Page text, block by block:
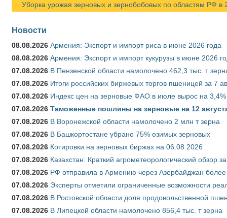
Уборка урожая зерновых и зернобобовых по областям РФ в
Новости
08.08.2026 Армения: Экспорт и импорт риса в июне 2026 года
08.08.2026 Армения: Экспорт и импорт кукурузы в июне 2026
07.08.2026 В Пензенской области намолочено 462,3 тыс. т
07.08.2026 Итоги российских биржевых торгов пшеницей за 7
07.08.2026 Индекс цен на зерновые ФАО в июле вырос на 3,4%
07.08.2026 Таможенные пошлины на зерновые на 12
07.08.2026 В Воронежской области намолочено 2 млн т зерна
07.08.2026 В Башкортостане убрано 75% озимых зерновых
07.08.2026 Котировки на зерновых биржах на 06.08.2026
07.08.2026 Казахстан: Краткий агрометеорологический обзор
07.08.2026 РФ отправила в Армению через Азербайджан более
07.08.2026 Эксперты отметили ограниченные возможности
07.08.2026 В Ростовской области доля продовольственной
07.08.2026 В Липецкой области намолочено 856,4 тыс. т зерна